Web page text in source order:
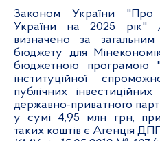
Законом України
України на 2025 рік"
визначено за
бюджету для
бюджетною програмою
інституційної
публічних
державно-приватного
у сумі 4,95 млн грн,
таких коштів є Агенція